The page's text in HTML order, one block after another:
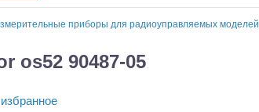
приборы для радиоуправляемых моделей
os52 90487-05